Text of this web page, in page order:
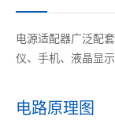
电源适配器广泛配
仪、 手机、液晶显
电路原理图